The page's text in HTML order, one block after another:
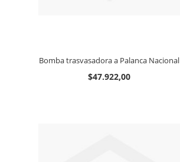
Bomba trasvasadora a Palanca Nacional
$47.922,00